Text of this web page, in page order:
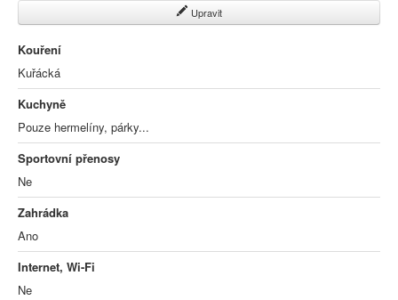
Upravit
Kouření
Kuřácká
Kuchyně
Pouze hermelíny, párky...
Sportovní přenosy
Ne
Zahrádka
Ano
Internet, Wi-Fi
Ne